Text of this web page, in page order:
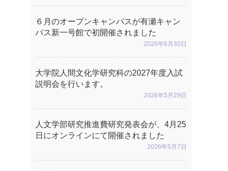
2026年6月30日
６月のオープンキャンパスが有瀬キャン
パス新一号館で初開催されました
2026年5月29日
大学院人間文化学研究科の2027年度入試
説明会を行います。
2026年5月7日
人文学部研究推進費研究発表会が、4月25
日にオンラインにて開催されました